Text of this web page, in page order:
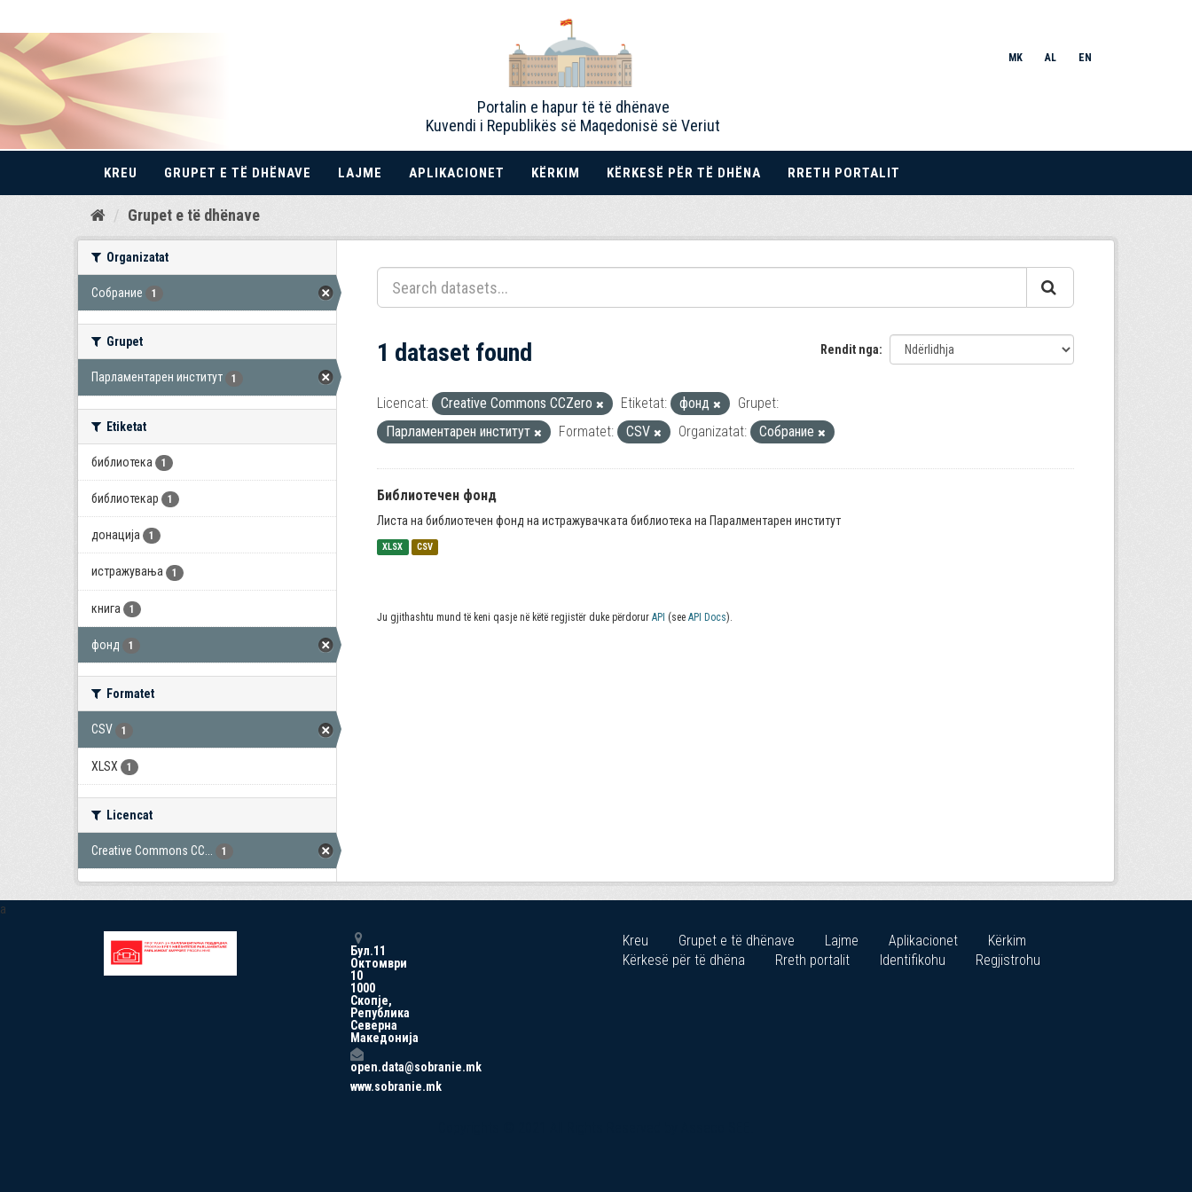
Kalo
Portalin e hapur të të dhënave
Kuvendi i Republikës së Maqedonisë së Veriut
MK AL EN
KREU GRUPET E TË DHËNAVE LAJME APLIKACIONET KËRKIM KËRKESË PËR TË DHËNA RRETH PORTALIT
Grupet e të dhënave
Organizatat
Собрание 1
Grupet
Парламентарен институт 1
Etiketat
библиотека 1
библиотекар 1
донација 1
истражувања 1
книга 1
фонд 1
Formatet
CSV 1
XLSX 1
Licencat
Creative Commons CC... 1
Rendit nga
1 dataset found
Licencat: Creative Commons CCZero Etiketat: фонд
Grupet:
Парламентарен институт
Formatet: CSV Organizatat: Собрание
Библиотечен фонд
Листа на библиотечен фонд на истражувачката библиотека на Паралментарен институт
XLSX CSV
Ju gjithashtu mund të keni qasje në këtë regjistër duke përdorur API (see API Docs).
a
Бул.11
Октомври
10
1000
Скопје,
Република
Северна
Македонија
open.data@sobranie.mk
www.sobranie.mk
Kreu Grupet e të dhënave Lajme Aplikacionet
Kërkim
Kërkesë për të dhëna
Rreth portalit Identifikohu Regjistrohu